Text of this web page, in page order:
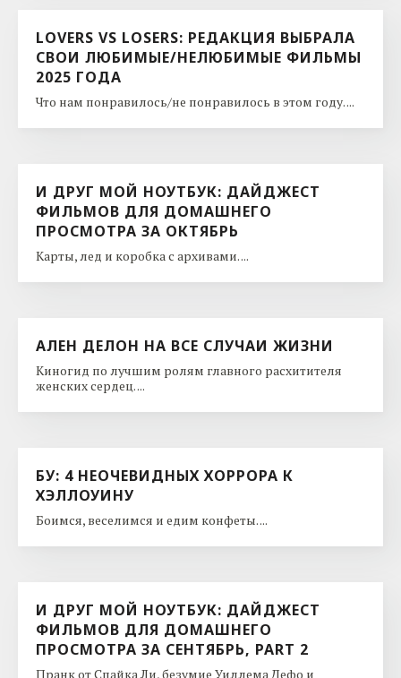
LOVERS VS LOSERS: РЕДАКЦИЯ ВЫБРАЛА
СВОИ ЛЮБИМЫЕ/НЕЛЮБИМЫЕ ФИЛЬМЫ
2025 ГОДА
Что нам понравилось/не понравилось в этом году. ...
И ДРУГ МОЙ НОУТБУК: ДАЙДЖЕСТ
ФИЛЬМОВ ДЛЯ ДОМАШНЕГО
ПРОСМОТРА ЗА ОКТЯБРЬ
Карты, лед и коробка с архивами. ...
АЛЕН ДЕЛОН НА ВСЕ СЛУЧАИ ЖИЗНИ
Киногид по лучшим ролям главного расхитителя
женских сердец. ...
БУ: 4 НЕОЧЕВИДНЫХ ХОРРОРА К
ХЭЛЛОУИНУ
Боимся, веселимся и едим конфеты. ...
И ДРУГ МОЙ НОУТБУК: ДАЙДЖЕСТ
ФИЛЬМОВ ДЛЯ ДОМАШНЕГО
ПРОСМОТРА ЗА СЕНТЯБРЬ, PART 2
Пранк от Спайка Ли, безумие Уиллема Дефо и